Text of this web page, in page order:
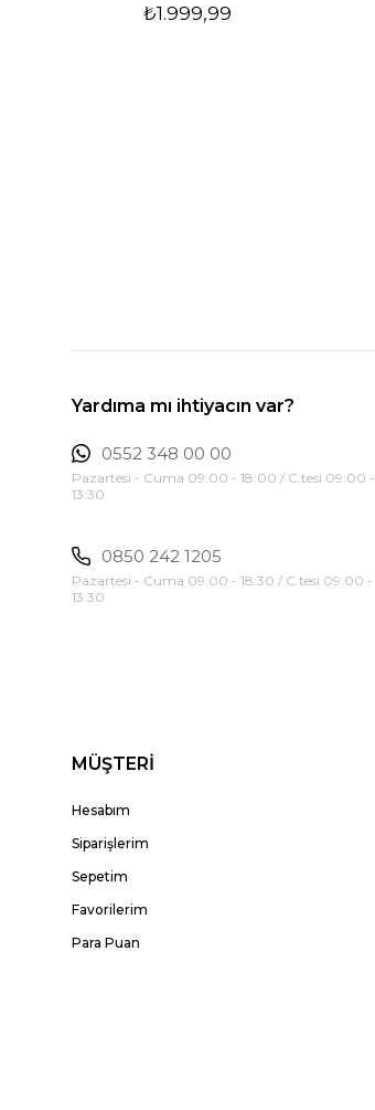
₺1.999,99
Yardıma mı ihtiyacın var?
0552 348 00 00
Pazartesi - Cuma 09:00 - 18:00 / C.tesi 09:00 -
13:30
0850 242 1205
Pazartesi - Cuma 09:00 - 18:30 / C.tesi 09:00 -
13:30
MÜŞTERİ
Hesabım
Siparişlerim
Sepetim
Favorilerim
Para Puan